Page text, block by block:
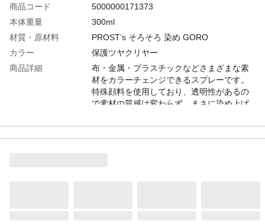
商品コード
5000000171373
本体重量
300ml
材質・原材料
PROST’s そろそろ 染め GORO
カラー
保護ツヤクリヤー
商品詳細
布・金属・プラスチックなどさまざまな素
材をカラーチェンジできるスプレーです。
特殊顔料を使用しており、透明性があるの
で素材の質感は変わらず、まさに染め上げ
す。